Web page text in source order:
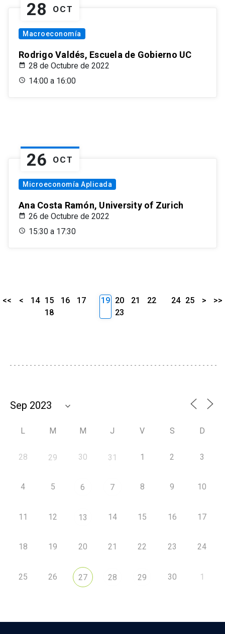
28 OCT
Macroeconomía
Rodrigo Valdés, Escuela de Gobierno UC
28 de Octubre de 2022
14:00 a 16:00
26 OCT
Microeconomía Aplicada
Ana Costa Ramón, University of Zurich
26 de Octubre de 2022
15:30 a 17:30
<< < 14 15 16
17
18
19 20 21
22
23
24 25 > >>
L M M J V S D
28 29 30 31 1 2 3
4 5 6 7 8 9 10
11 12 13 14 15 16 17
18 19 20 21 22 23 24
25 26 27 28 29 30 1